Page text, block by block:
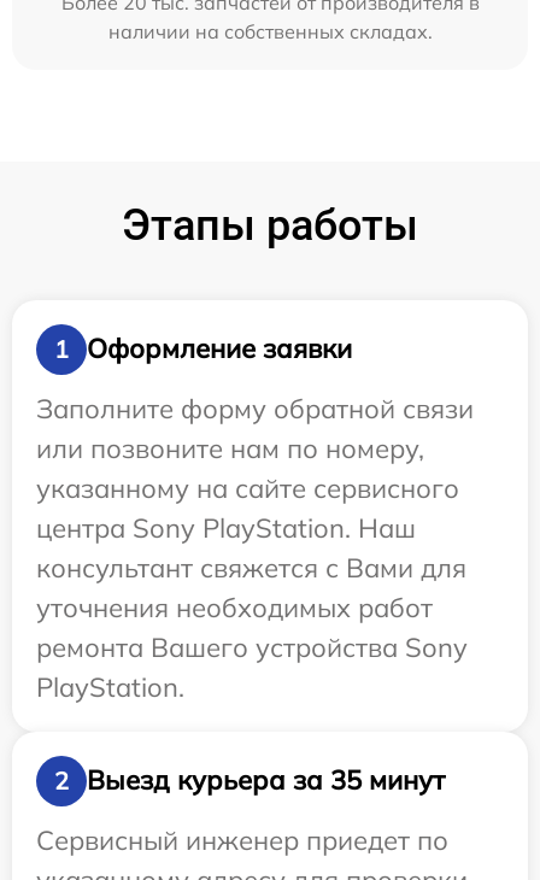
наличии на собственных складах.
Этапы работы
1
Оформление заявки
Заполните форму обратной связи
или позвоните нам по номеру,
указанному на сайте сервисного
центра Sony PlayStation. Наш
консультант свяжется с Вами для
уточнения необходимых работ
ремонта Вашего устройства Sony
PlayStation.
2
Выезд курьера за 35 минут
Сервисный инженер приедет по